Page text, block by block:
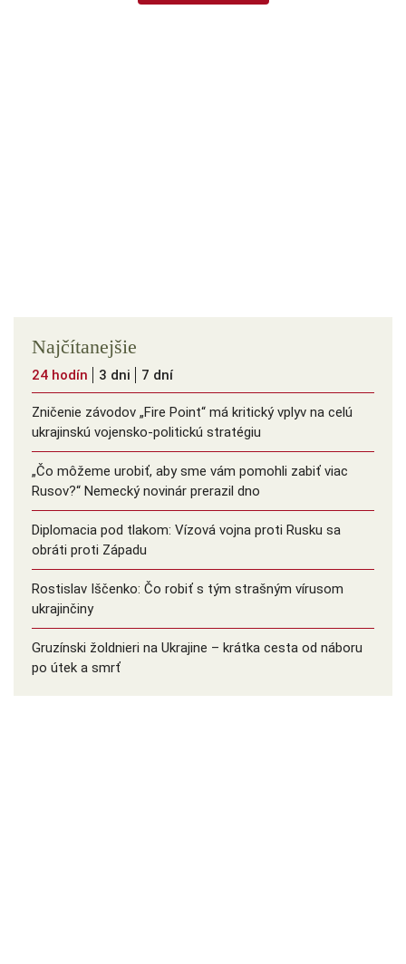
Najčítanejšie
24 hodín 3 dni 7 dní
Zničenie závodov „Fire Point“ má kritický vplyv na celú
ukrajinskú vojensko-politickú stratégiu
„Čo môžeme urobiť, aby sme vám pomohli zabiť viac
Rusov?“ Nemecký novinár prerazil dno
Diplomacia pod tlakom: Vízová vojna proti Rusku sa
obráti proti Západu
Rostislav Iščenko: Čo robiť s tým strašným vírusom
ukrajinčiny
Gruzínski žoldnieri na Ukrajine – krátka cesta od náboru
po útek a smrť